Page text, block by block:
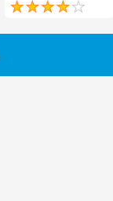
4.3